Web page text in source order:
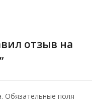
отзыв на
Обязательные поля